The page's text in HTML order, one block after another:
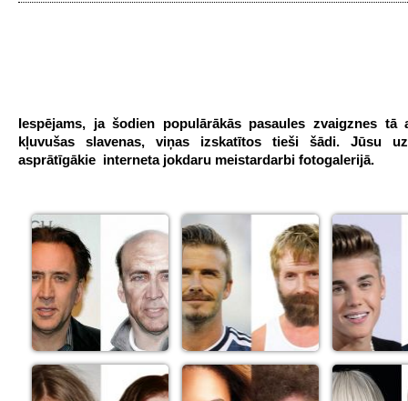
Iespējams, ja šodien populārākās pasaules zvaigznes tā
kļuvušas slavenas, viņas izskatītos tieši šādi. Jūsu
asprātīgākie interneta jokdaru meistardarbi fotogalerijā.